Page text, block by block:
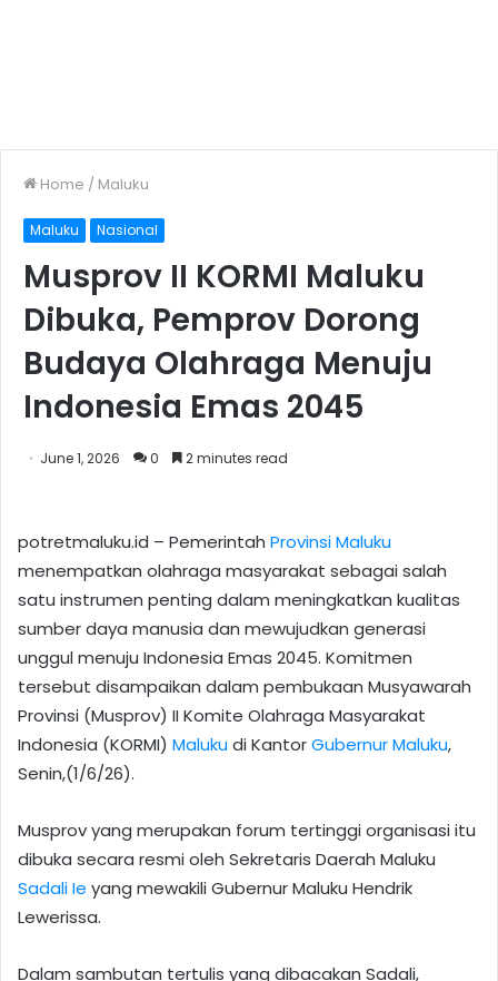
Home / Maluku
Maluku Nasional
Musprov II KORMI Maluku
Dibuka, Pemprov Dorong
Budaya Olahraga Menuju
Indonesia Emas 2045
June 1, 2026 0 2 minutes read
potretmaluku.id – Pemerintah Provinsi Maluku
menempatkan olahraga masyarakat sebagai salah
satu instrumen penting dalam meningkatkan kualitas
sumber daya manusia dan mewujudkan generasi
unggul menuju Indonesia Emas 2045. Komitmen
tersebut disampaikan dalam pembukaan Musyawarah
Provinsi (Musprov) II Komite Olahraga Masyarakat
Indonesia (KORMI) Malukudi KantorGubernur Maluku,
Senin,(1/6/26).
Musprov yang merupakan forum tertinggi organisasi itu
dibuka secara resmi oleh Sekretaris Daerah Maluku
Sadali Ie yang mewakili Gubernur Maluku Hendrik
Lewerissa.
Dalam sambutan tertulis yang dibacakan Sadali,